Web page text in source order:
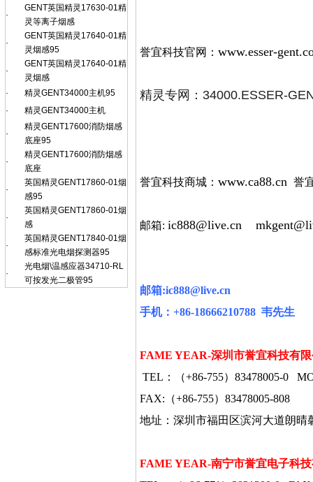
·
GENT英国精灵17630-01精
灵等离子烟感
·
GENT英国精灵17640-01精
灵烟感95
·
GENT英国精灵17640-01精
灵烟感
·
精灵GENT34000主机95
·
精灵GENT34000主机
·
精灵GENT17600消防烟感
底座95
·
精灵GENT17600消防烟感
底座
·
英国精灵GENT17860-01烟
感95
·
英国精灵GENT17860-01烟
感
·
英国精灵GENT17840-01烟
感标准光电烟探测器95
·
光电烟\温感应器34710-RL
可按发光二极管95
誉宜科技官网： www.esser-
精灵专网：34000.ESSER-
誉宜科技商城： www.ca88.cn 誉
邮箱: ic888@live.cn
邮箱:ic888@live.cn
手机： +86-18666210788 韦先生
FAME YEAR-深圳市誉宜科技有
TEL：（+86-755）83478005-0
FAX:（+86-755）83478005-808
地址：深圳市福田区滨河大道朗晴
FAME YEAR-南宁市誉宜电子科